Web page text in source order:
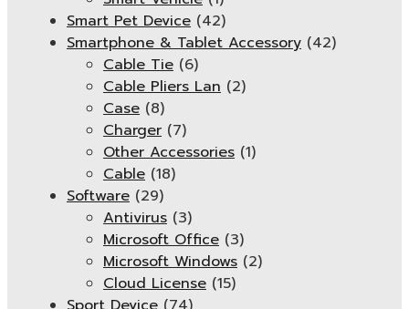
Smart Pet Device (42)
Smartphone & Tablet Accessory (42)
Cable Tie (6)
Cable Pliers Lan (2)
Case (8)
Charger (7)
Other Accessories (1)
Cable (18)
Software (29)
Antivirus (3)
Microsoft Office (3)
Microsoft Windows (2)
Cloud License (15)